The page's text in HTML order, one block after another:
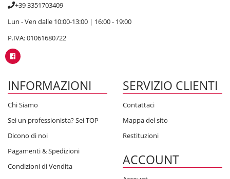
+39 3351703409
Lun - Ven dalle 10:00-13:00 | 16:00 - 19:00
P.IVA: 01061680722
INFORMAZIONI
Chi Siamo
Sei un professionista? Sei TOP
Dicono di noi
Pagamenti & Spedizioni
Condizioni di Vendita
SERVIZIO CLIENTI
Contattaci
Mappa del sito
Restituzioni
ACCOUNT